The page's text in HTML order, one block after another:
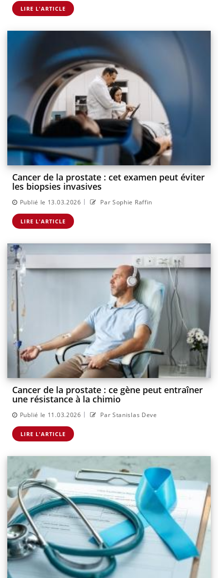
LIRE L'ARTICLE
Cancer de la prostate : cet examen peut éviter
les biopsies invasives
Publié le 13.03.2026 | Par Sophie Raffin
LIRE L'ARTICLE
Cancer de la prostate : ce gène peut entraîner
une résistance à la chimio
Publié le 11.03.2026 | Par Stanislas Deve
LIRE L'ARTICLE